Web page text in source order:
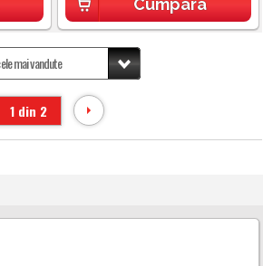
Cumpara
1 din 2